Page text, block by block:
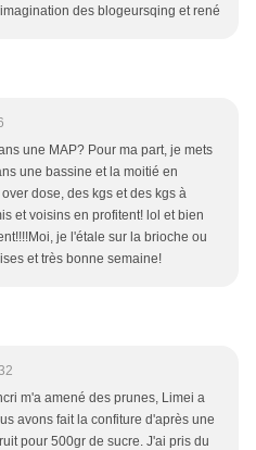
des blogeursqing et rené
une MAP? Pour ma part, je mets
une bassine et la moitié en
dose, des kgs et des kgs à
et voisins en profitent! lol et bien
je l'étale sur la brioche ou
et très bonne semaine!
m'a amené des prunes, Limei a
avons fait la confiture d'après une
pour 500gr de sucre. J'ai pris du